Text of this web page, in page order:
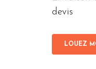
devis
LOUEZ